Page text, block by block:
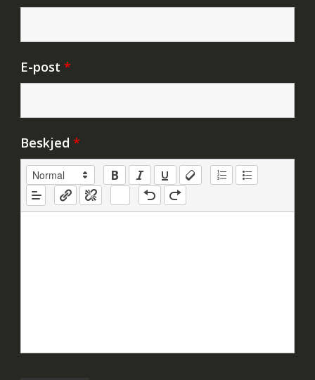
E-post *
Beskjed *